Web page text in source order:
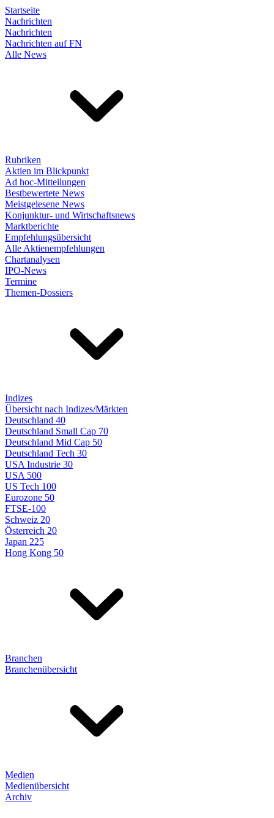
Startseite
Nachrichten
Nachrichten
Nachrichten auf FN
Alle News
Rubriken
Aktien im Blickpunkt
Ad hoc-Mitteilungen
Bestbewertete News
Meistgelesene News
Konjunktur- und Wirtschaftsnews
Marktberichte
Empfehlungsübersicht
Alle Aktienempfehlungen
Chartanalysen
IPO-News
Termine
Themen-Dossiers
Indizes
Übersicht nach Indizes/Märkten
Deutschland 40
Deutschland Small Cap 70
Deutschland Mid Cap 50
Deutschland Tech 30
USA Industrie 30
USA 500
US Tech 100
Eurozone 50
FTSE-100
Schweiz 20
Österreich 20
Japan 225
Hong Kong 50
Branchen
Branchenübersicht
Medien
Medienübersicht
Archiv